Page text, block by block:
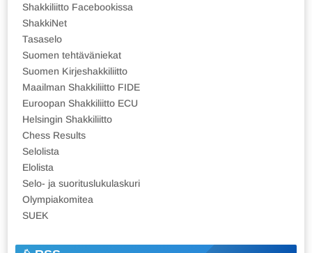
Shakkiliitto Facebookissa
ShakkiNet
Tasaselo
Suomen tehtäväniekat
Suomen Kirjeshakkiliitto
Maailman Shakkiliitto FIDE
Euroopan Shakkiliitto ECU
Helsingin Shakkiliitto
Chess Results
Selolista
Elolista
Selo- ja suorituslukulaskuri
Olympiakomitea
SUEK